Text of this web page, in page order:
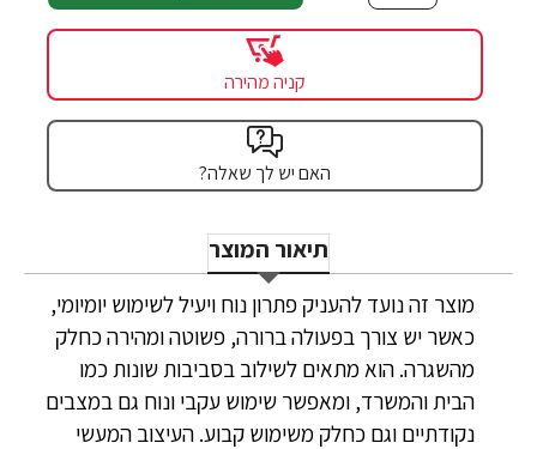
קניה מהירה
האם יש לך שאלה?
תיאור המוצר
מוצר זה נועד להעניק פתרון נוח ויעיל לשימוש יומיומי,
כאשר יש צורך בפעולה ברורה, פשוטה ומהירה כחלק
מהשגרה. הוא מתאים לשילוב בסביבות שונות כמו
הבית והמשרד, ומאפשר שימוש עקבי ונוח גם במצבים
נקודתיים וגם כחלק משימוש קבוע. העיצוב המעשי